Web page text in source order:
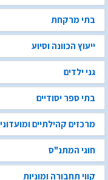
בתי מרקחת
ייעוץ הכוונה וסיוע
גני ילדים
בתי ספר יסודיים
מרכזים קהילתיים
חוגי המתנ"ס
קווי תחבורה ומוניות